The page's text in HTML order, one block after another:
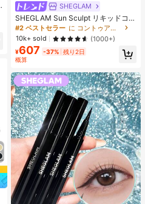
SHEGLAM
SHEGLAM Sun Sculpt リキッドコン
ター-Soft Tan ノーズシャドウ シェ
ーディング 女性と女の子のためのブ
ランドビューティーコスメメイクア
ップ
#2 ベストセラー
に コントゥア＆ブロンザー
10k+ sold
(1000+)
¥607 -37% 残り2日
概算